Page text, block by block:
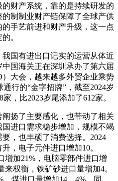
财产系统，靠的是持续研发的
制制业财产链保障了全球产供
手艺前进和财产升级，这一点
。
国有进出口记实的运营从体近
国海关正在深圳承办了第六届
大会，越来越多外贸企业乘势
行的“金字招牌”，截至2024岁
，比2023岁尾添加了612家。
扬了主要感化，也带动了相关
进口需求稳步增加，规模不竭
，也丰硕了消费选择。2024
，电子元件进口增加10。
增加21%，电脑零部件进口增
来权衡，铁矿砂进口量增加4。
煤进口量增加14。4%。同